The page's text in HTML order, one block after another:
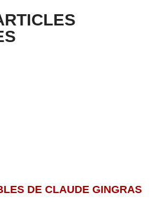
DE CLAUDE GINGRAS